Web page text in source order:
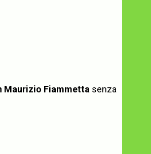
Maurizio Fiammetta senza